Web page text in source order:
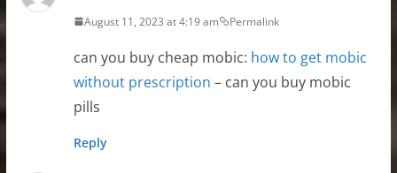
August 11, 2023 at 4:19 am Permalink
can you buy cheap mobic: how to get mobic
without prescription – can you buy mobic
pills
Reply